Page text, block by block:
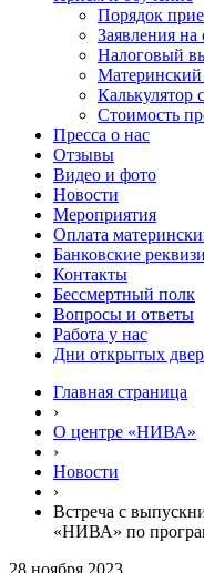
Порядок
Заявления на
Налоговый
Материнский
Калькулятор
Стоимость
Пресса о нас
Отзывы
Видео и фото
Новости
Мероприятия
Оплата
Банковские
Контакты
Бессмертный полк
Вопросы и ответы
Работа у нас
Дни открытых
Главная страница
›
О центре «НИВА»
›
Новости
›
Встреча с
«НИВА» по
28 ноября 2023